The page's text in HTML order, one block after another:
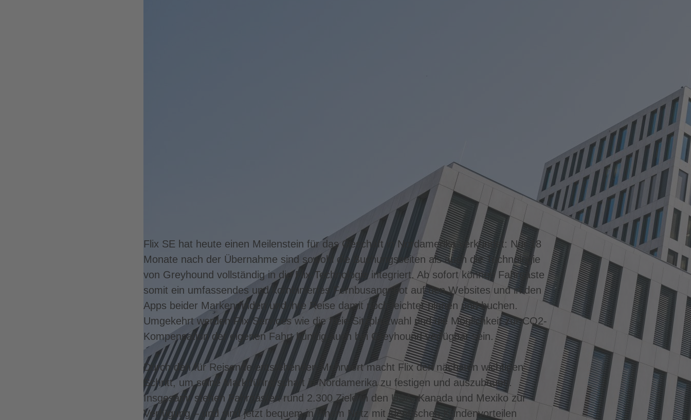
Flix SE hat heute einen Meilenstein für das Geschäft in Nordamerika verkündet: Nur 18
Monate nach der Übernahme sind sowohl die Buchungsseiten als auch die Technologie
von Greyhound vollständig in die Flix-Technologie integriert. Ab sofort können Fahrgäste
somit ein umfassendes und kombiniertes Fernbusangebot auf den Websites und in den
Apps beider Marken finden und ihre Reise damit noch leichter planen und buchen.
Umgekehrt werden Flix-Services wie die freie Sitzplatzwahl und die Möglichkeit zur CO2-
Kompensation der eigenen Fahrt künftig auch bei Greyhound verfügbar sein.
Durch den für Reisende entstehenden Mehrwert macht Flix den nächsten wichtigen
Schritt, um seine Marktführerschaft in Nordamerika zu festigen und auszubauen.
Insgesamt stehen Fahrgästen rund 2.300 Ziele in den USA, Kanada und Mexiko zur
Verfügung – und sind jetzt bequem in einem Netz mit identischen Kundenvorteilen